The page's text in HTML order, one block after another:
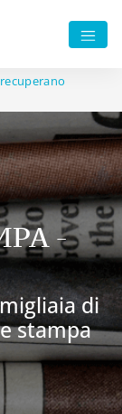
-
di
stampa